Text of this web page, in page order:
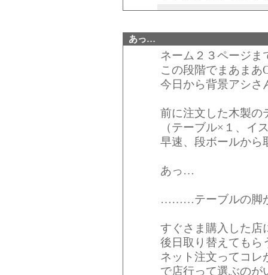
あっ…
ネーム２３ページま
この段階でまあまあ
今日から背景アシさ
前に注文した木製の
（テーブル×１、イ
早速、段ボールから
あっ…
………テーブルの脚
すぐさま購入した店
後日取り替えてもら
ネット注文ってコレ
で店行って選ぶのが